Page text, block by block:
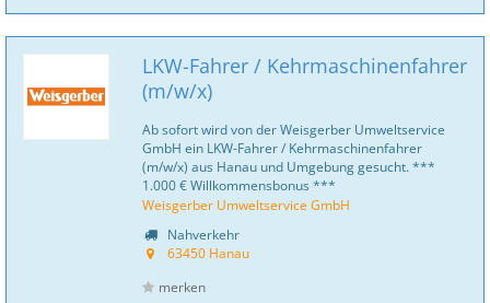
LKW-Fahrer / Kehrmaschinenfahrer
(m/w/x)
Ab sofort wird von der Weisgerber Umweltservice
GmbH ein LKW-Fahrer / Kehrmaschinenfahrer
(m/w/x) aus Hanau und Umgebung gesucht. ***
1.000 € Willkommensbonus ***
Weisgerber Umweltservice GmbH
Nahverkehr
63450 Hanau
merken